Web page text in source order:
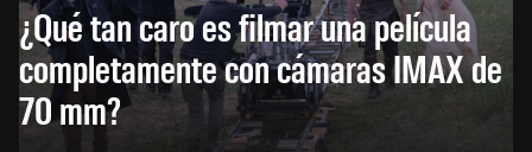
¿Qué tan caro es filmar una película
completamente con cámaras IMAX de
70 mm?